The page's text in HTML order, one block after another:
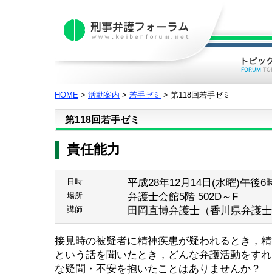
HOME > 活動案内 > 若手ゼミ > 第118回若手ゼミ
第118回若手ゼミ
責任能力
日時 平成28年12月14日(水曜)午後6
場所 弁護士会館5階 502D～F
講師 田岡直博弁護士（香川県弁護
接見時の被疑者に精神疾患が疑われるとき，
という話を聞いたとき，どんな弁護活動をす
な疑問・不安を抱いたことはありませんか？